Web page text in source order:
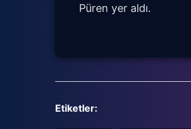
Püren yer aldı.
Etiketler: